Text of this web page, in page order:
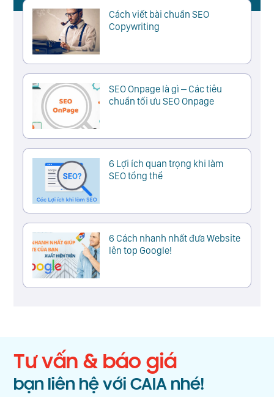
Cách viết bài chuẩn SEO
Copywriting
SEO Onpage là gì – Các tiêu
chuẩn tối ưu SEO Onpage
6 Lợi ích quan trọng khi làm
SEO tổng thể
6 Cách nhanh nhất đưa Website
lên top Google!
Tư vấn & báo giá
bạn liên hệ với CAIA nhé!